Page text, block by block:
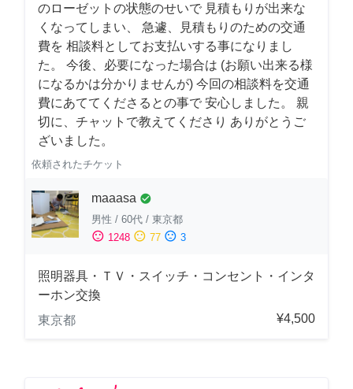
のローゼットの状態のせいで 見積もりが出来な
くなってしまい、 急遽、見積もりのための交通
費を 相談料としてお支払いする事になりまし
た。 今後、必要になった場合は (お願い出来る様
になるかは分かりませんが) 今回の相談料を交通
費にあててくださるとの事で 安心しました。 親
切に、チャットで教えてくださり ありがとうご
ざいました。
依頼されたチケット
maaasa check_circle
男性 / 60代 / 東京都
sentiment_satisfied 1248 sentiment_neutral 77 sentiment_dissatisfied 3
照明器具・ＴＶ・スイッチ・コンセント・インタ
ーホン交換
東京都
¥4,500